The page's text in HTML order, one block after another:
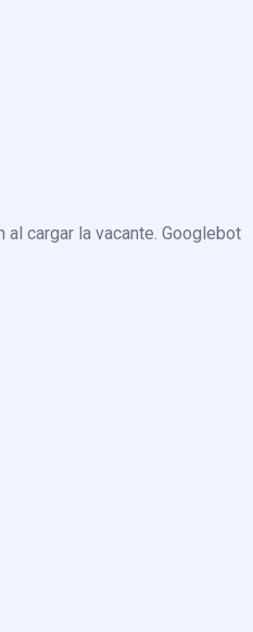
al cargar la vacante. Googlebot